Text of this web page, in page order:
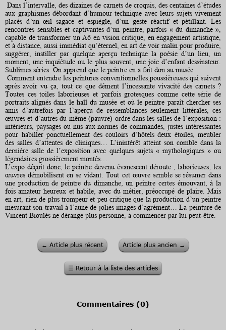
Dans l’intervalle, des dizaines de carnets de croquis, des centaines d’études
aux graphismes débordant d’humour technique avec leurs sujets vivement
placés d’un œil sagace et espiègle, d’un geste réactif et pétillant. Les
rencontres sensibles et captivantes d’un peintre, parfois « du dimanche »,
capable de transformer un A6 en vision critique, en engagement artistique,
et à distance, aussi immédiat qu’éternel, en art de voir malin pour produire,
suggérer, instiller par quelque aperçu technique la poésie d’un lieu, un
moment, une inquiétude ou le plus souvent, une joie d’enfant dessinateur.
Sublimes séries. On apprend que le peintre en a fait don au musée.
Comment entendre les peintures conventionnelles,poussièreuses qui suivent
après avoir vu ça, tout ce que dément l’incessante vivacité des carnets ?
Toutes ces toiles laborieuses et parfois grotesques comme cette série de
portraits alignés dans le hall du musée et où le peintre paraît chercher ses
amis d’autrefois par l’aperçu de ressemblances seulement littérales, ces
œuvres et d’autres du même (pauvre) ordre dans les salles de l’exposition :
intérieurs, paysages ou nus aux normes de commandes, justes intéressantes
pour habiller ponctuellement des couloirs d’hôtels deux étoiles, meubler
des salles d’attentes de cliniques… L’inintérêt atteint son comble dans la
dernière salle de l’exposition avec quelques sujets « mythologiques » ou
légendaires grossièrement montés…
L’expo déçoit donc, le peintre devenu évanescent déroute ; laborieuses, les
œuvres démobilisent en se vidant. Tout cet œuvre semble se résumer dans
une production de peintre du dimanche, un peintre certes émouvant, à la
fois amateur heureux et habile, avec du métier, préoccupé de plaire. Mais
en art, rien de plus trompeur et peu critique que la production d’un peintre
mesurant son travail à l’aune de jolies images d’agrément… La peinture de
Vincent Bioulès ne dérange plus personne, à commencer par lui peut-être.
← Article plus récent Article plus ancien →
☰ Retour à la liste des articles
Commentaires (0)